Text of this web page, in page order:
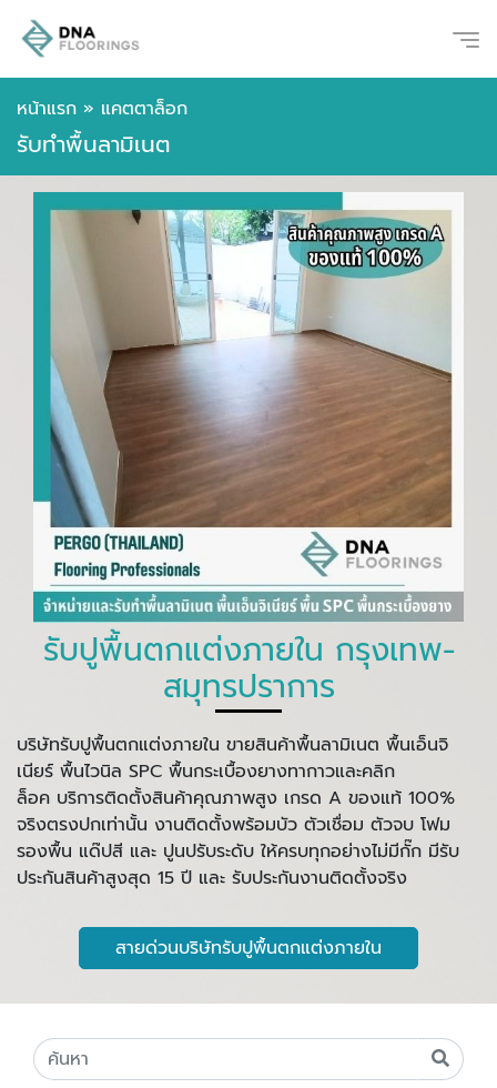
หน้าแรก » แคตตาล็อก
รับทำพื้นลามิเนต
รับปูพื้นตกแต่งภายใน กรุงเทพ-
สมุทรปราการ
บริษัทรับปูพื้นตกแต่งภายใน ขายสินค้าพื้นลามิเนต พื้นเอ็นจิ
เนียร์ พื้นไวนิล SPC พื้นกระเบื้องยางทากาวและคลิก
ล็อค บริการติดตั้งสินค้าคุณภาพสูง เกรด A ของแท้ 100%
จริงตรงปกเท่านั้น งานติดตั้งพร้อมบัว ตัวเชื่อม ตัวจบ โฟม
รองพื้น แด๊ปสี และ ปูนปรับระดับ ให้ครบทุกอย่างไม่มีกั๊ก มีรับ
ประกันสินค้าสูงสุด 15 ปี และ รับประกันงานติดตั้งจริง
สายด่วนบริษัทรับปูพื้นตกแต่งภายใน